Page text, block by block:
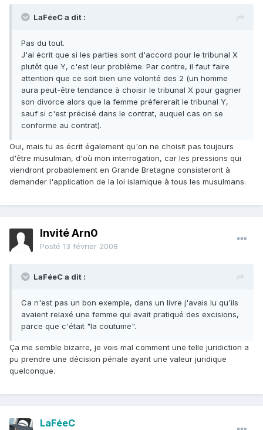
LaFéeC a dit :
Pas du tout.
J'ai écrit que si les parties sont d'accord pour le tribunal X
plutôt que Y, c'est leur problème. Par contre, il faut faire
attention que ce soit bien une volonté des 2 (un homme
aura peut-être tendance à choisir le tribunal X pour gagner
son divorce alors que la femme préfererait le tribunal Y,
sauf si c'est précisé dans le contrat, auquel cas on se
conforme au contrat).
Oui, mais tu as écrit également qu'on ne choisit pas toujours
d'être musulman, d'où mon interrogation, car les pressions qui
viendront probablement en Grande Bretagne consisteront à
demander l'application de la loi islamique à tous les musulmans.
Invité Arn0
Posté 13 février 2008
LaFéeC a dit :
Ca n'est pas un bon exemple, dans un livre j'avais lu qu'ils
avaient relaxé une femme qui avait pratiqué des excisions,
parce que c'était "la coutume".
Ça me semble bizarre, je vois mal comment une telle juridiction a
pu prendre une décision pénale ayant une valeur juridique
quelconque.
LaFéeC